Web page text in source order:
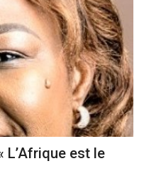
L’Afrique est le